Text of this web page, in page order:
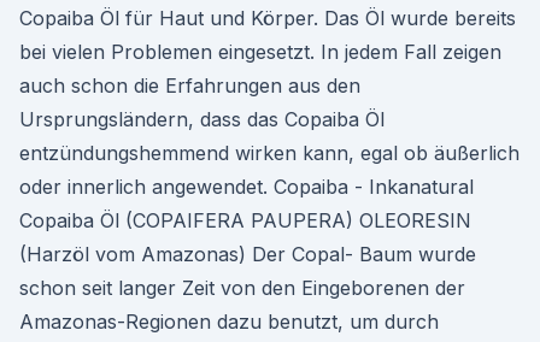
Copaiba Öl für Haut und Körper. Das Öl wurde bereits
bei vielen Problemen eingesetzt. In jedem Fall zeigen
auch schon die Erfahrungen aus den
Ursprungsländern, dass das Copaiba Öl
entzündungshemmend wirken kann, egal ob äußerlich
oder innerlich angewendet. Copaiba - Inkanatural
Copaiba Öl (COPAIFERA PAUPERA) OLEORESIN
(Harzöl vom Amazonas) Der Copal- Baum wurde
schon seit langer Zeit von den Eingeborenen der
Amazonas-Regionen dazu benutzt, um durch